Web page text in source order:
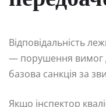
Відповідальність
— порушення вимог
базова санкція за
Якщо інспектор